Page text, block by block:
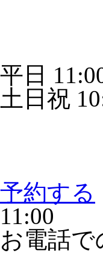
平日
土日祝
予約する
11:00
お電話で